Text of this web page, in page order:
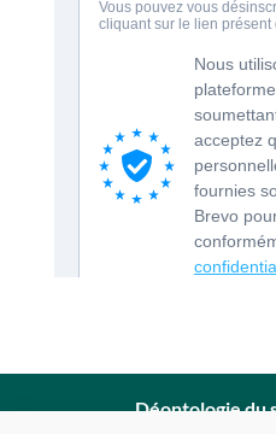
Déontologie du